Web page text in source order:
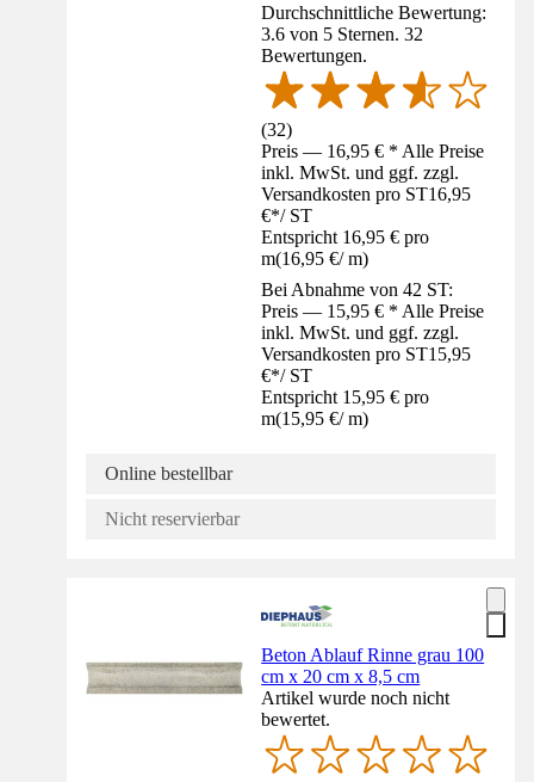
Durchschnittliche Bewertung:
3.6 von 5 Sternen. 32
Bewertungen.
(32)
Preis — 16,95 € * Alle Preise
inkl. MwSt. und ggf. zzgl.
Versandkosten pro ST16,95
€*/ ST
Entspricht 16,95 € pro
m(16,95 €/ m)
Bei Abnahme von 42 ST:
Preis — 15,95 € * Alle Preise
inkl. MwSt. und ggf. zzgl.
Versandkosten pro ST15,95
€*/ ST
Entspricht 15,95 € pro
m(15,95 €/ m)
Online bestellbar
Nicht reservierbar
Beton Ablauf Rinne grau 100
cm x 20 cm x 8,5 cm
Artikel wurde noch nicht
bewertet.